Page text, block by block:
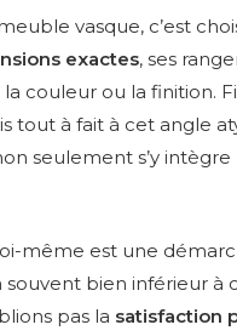
vasque, c’est
exactes, ses
couleur ou la finition.
tout à fait à cet angle
seulement s’y
même est une
bien inférieur à
pas la satisfaction